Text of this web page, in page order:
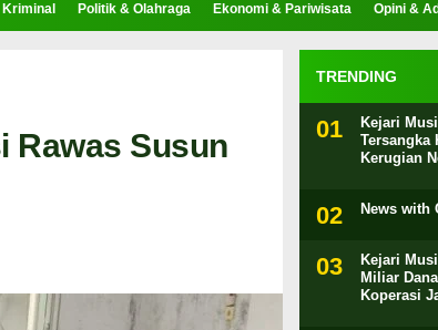
Politik & Olahraga Ekonomi & Pariwisata Opini &
Rawas Susun
TRENDING
Kejari
Tersangka
Kerugian
News with
Kejari
Miliar
Koperasi